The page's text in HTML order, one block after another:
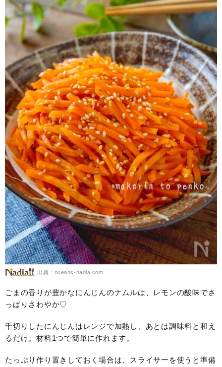
出典：oceans-nadia.com
ごまの香りが豊かなにんじんのナムルは、レモンの酸味でさ
っぱりさわやか♡
千切りしたにんじんはレンジで加熱し、あとは調味料と和え
るだけ。材料1つで簡単に作れます。
たっぷり作り置きしておく場合は、スライサーを使うと準備